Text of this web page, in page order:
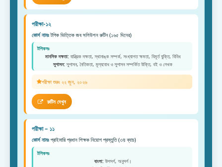
পরীক্ষা-১২
কোর্স নামঃটপিক ভিত্তিক জব সলিউশন রুটিন (১৬৫ দিনের)
টপিকসঃ
মানসিক দক্ষতা: যান্ত্রিক দক্ষতা, স্থানাঙ্ক সম্পর্ক, সংখ্যাগত ক্ষমতা, বিমূর্ত যুক্তি, বিবিধ
সুশাসন: সুশাসন, নৈতিকতা, মূল্যবোধ ও সুশাসন সম্পর্কিত উক্তি, বই ও লেখক
পরীক্ষা শুরুঃ ২২ জুন, ২০২৬
রুটিন দেখুন
পরীক্ষা – ১১
কোর্স নামঃ প্রাইমারি প্রধান শিক্ষক নিয়োগ প্রস্তুতি (৩য় ব্যাচ)
টপিকসঃ
বাংলা:উপসর্গ, অনুসর্গ।